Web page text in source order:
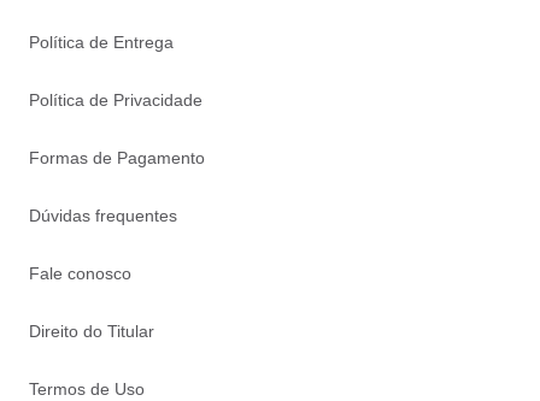
Política de Entrega
Política de Privacidade
Formas de Pagamento
Dúvidas frequentes
Fale conosco
Direito do Titular
Termos de Uso